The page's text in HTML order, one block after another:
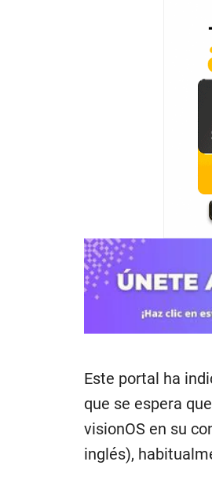
Este portal ha
que se espera
visionOS en su
inglés),